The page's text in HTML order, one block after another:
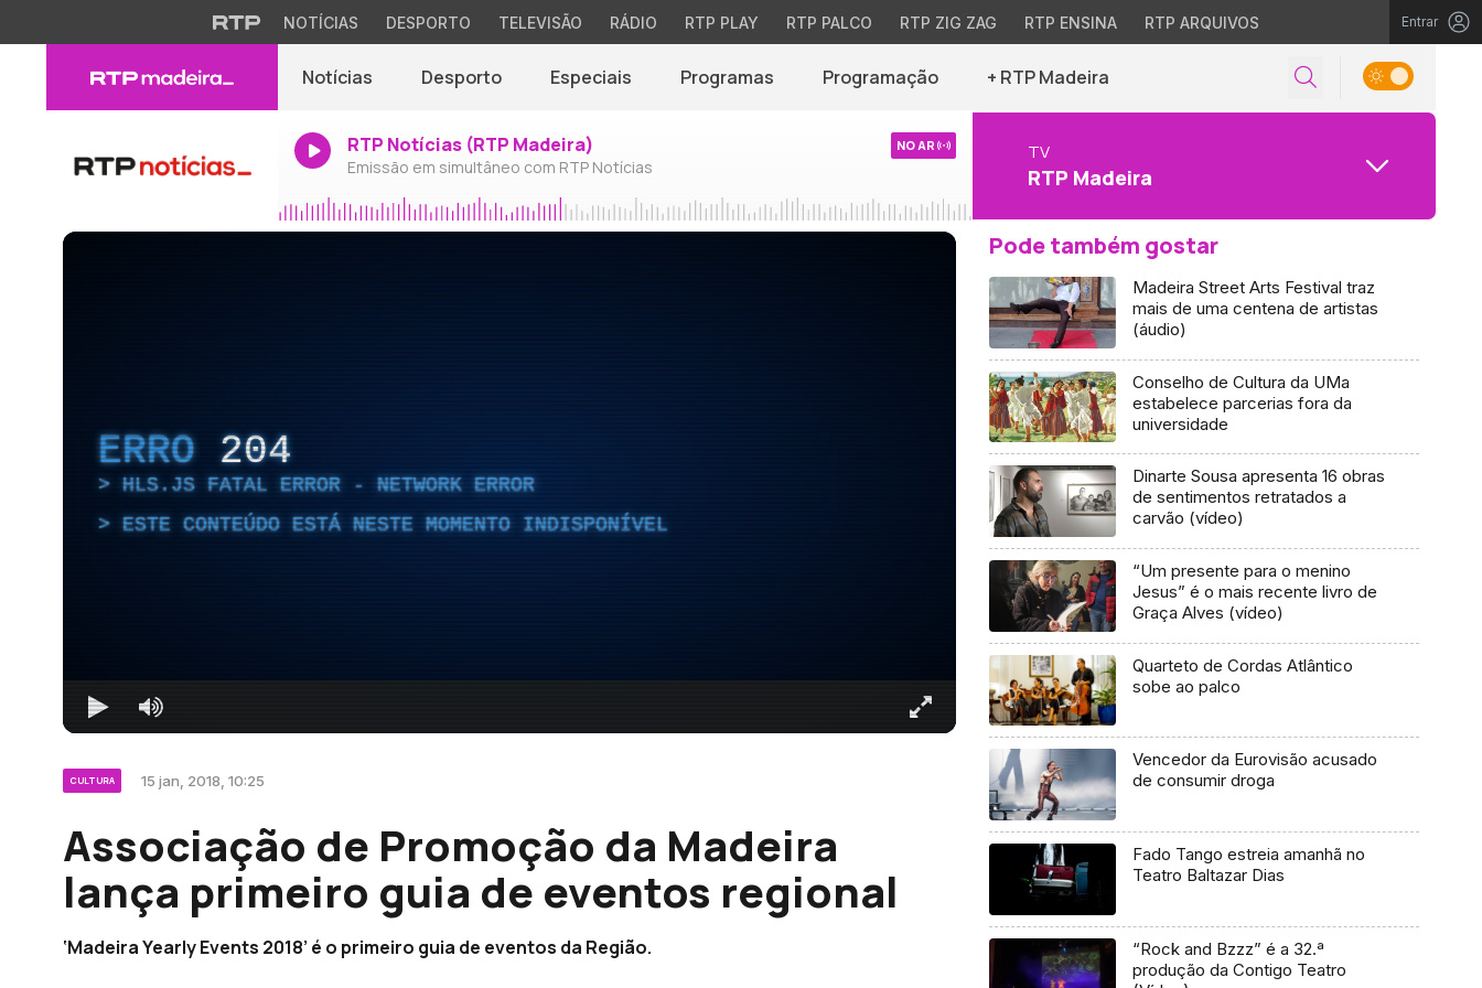
NOTÍCIAS DESPORTO TELEVISÃO RÁDIO RTP PLAY RTP PALCO RTP ZIG ZAG RTP ENSINA RTP ARQUIVOS Entrar
Notícias Desporto Especiais Programas Programação + RTP Madeira
RTP Notícias (RTP Madeira)
Emissão em simultâneo com RTP Notícias
NO AR TV
RTP Madeira
ERRO 204
HLS.JS FATAL ERROR - NETWORK ERROR
ESTE CONTEÚDO ESTÁ NESTE MOMENTO INDISPONÍVEL
CULTURA 15 jan, 2018, 10:25
Associação de Promoção da Madeira
lança primeiro guia de eventos regional
‘Madeira Yearly Events 2018’ é o primeiro guia de eventos da Região.
Pode também gostar
Madeira Street Arts Festival traz
mais de uma centena de artistas
(áudio)
Conselho de Cultura da UMa
estabelece parcerias fora da
universidade
Dinarte Sousa apresenta 16 obras
de sentimentos retratados a
carvão (vídeo)
“Um presente para o menino
Jesus” é o mais recente livro de
Graça Alves (vídeo)
Quarteto de Cordas Atlântico
sobe ao palco
Vencedor da Eurovisão acusado
de consumir droga
Fado Tango estreia amanhã no
Teatro Baltazar Dias
“Rock and Bzzz” é a 32.ª
produção da Contigo Teatro